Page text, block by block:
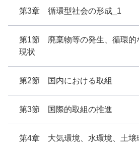
第3章 循環型社会の形成_1
第1節 廃棄物等の発生、循環的
現状
第2節 国内における取組
第3節 国際的取組の推進
第4章 大気環境、水環境、土壌